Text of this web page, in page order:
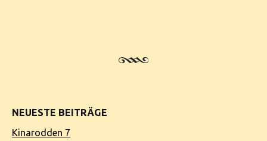
NEUESTE BEITRÄGE
Kinarodden 7